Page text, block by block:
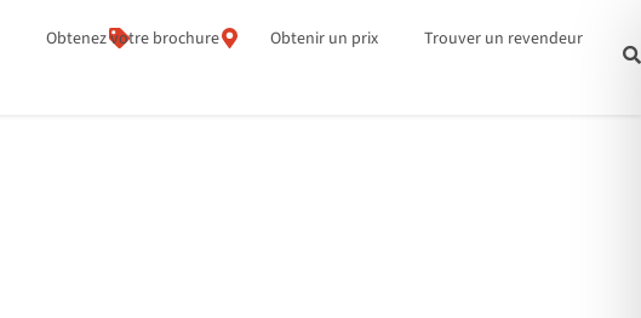
Obtenez votre brochure Obtenir un prix Trouver un revendeur